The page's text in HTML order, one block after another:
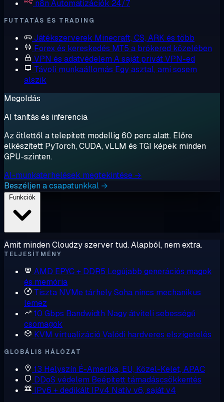
n8n Automatizációk 24/7
FUTTATÁS ÉS TRADING
Játékszerverek Minecraft, CS, ARK és több
Forex és kereskedés MT5 a brókered közelében
VPN és adatvédelem A saját privát VPN-ed
Távoli munkaállomás Egy asztal, ami sosem
alszik
Megoldás
AI tanítás és inferencia
Az ötlettől a telepített modellig 60 perc alatt. Előre
elkészített PyTorch, CUDA, vLLM és TGI képek minden
GPU-szinten.
AI-munkaterhelések megtekintése →
Beszéljen a csapatunkkal →
Amit minden Cloudzy szerver tud. Alapból, nem extra.
TELJESÍTMÉNY
AMD EPYC + DDR5 Legújabb generációs magok
és memória
Tiszta NVMe tárhelySoha nincs mechanikus
lemez
10 Gbps Bandwidth Nagy átviteli sebességű
csomagok
KVM virtualizáció Valódi hardveres elszigetelés
GLOBÁLIS HÁLÓZAT
13 Helyszín É-Amerika, EU, Közel-Kelet, APAC
DDoS védelem Beépített támadáscsökkentés
IPv6 + dedikált IPv4 Natív v6, saját v4